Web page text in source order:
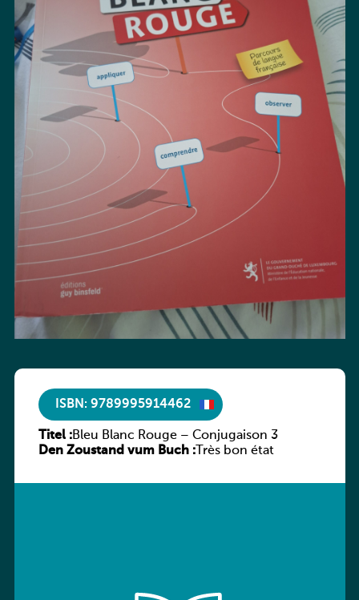
ISBN: 9789995914462
Titel :Bleu Blanc Rouge – Conjugaison 3
Den Zoustand vum Buch :Très bon état